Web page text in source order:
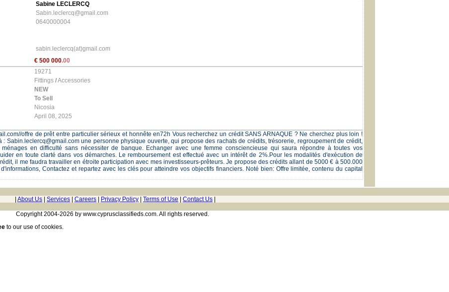
Sabine LECLERCQ
Sabin.leclercq@gmail.com
0640000004
sabin.leclercq(at)gmail.com
€ 500 000.00
19271
Fittings /Accessories
NEW
To Sell
Nicosia
April 08, 2025
offre de prêt entre particulier sérieux et honnête en72h Vous recherchez un crédit SANS ARNAQUE ? Ne cherchez plus loin !
: Sabin.leclercq@gmail.com une personne physique ouverte, qui propose des rachats de crédits, trésorerie, regroupement de crédit,
en difficulté sans nécessiter de banque. Echanger avec une femme consciencieuse qui saura répondre à toutes vos
en toute clarté dans vos démarches. Le remboursement est effectué avec un intérêt de 2%.Pour les modalités d'exécution de
il me faudra travailler en étroite participation avec mes investisseurs-prêteurs. Je propose des crédits allant de 5000 € à 500.000
Contactez et repartez avec les clés pour atteindre vos objectifs financiers. Noté bien: Offre limitée, contenu du capital
About Us Services Careers Privacy Policy Terms of Use Contact Us
Copyright 2004-2026 by www.cyprusclassifieds.com. All rights reserved.
to our use of cookies.